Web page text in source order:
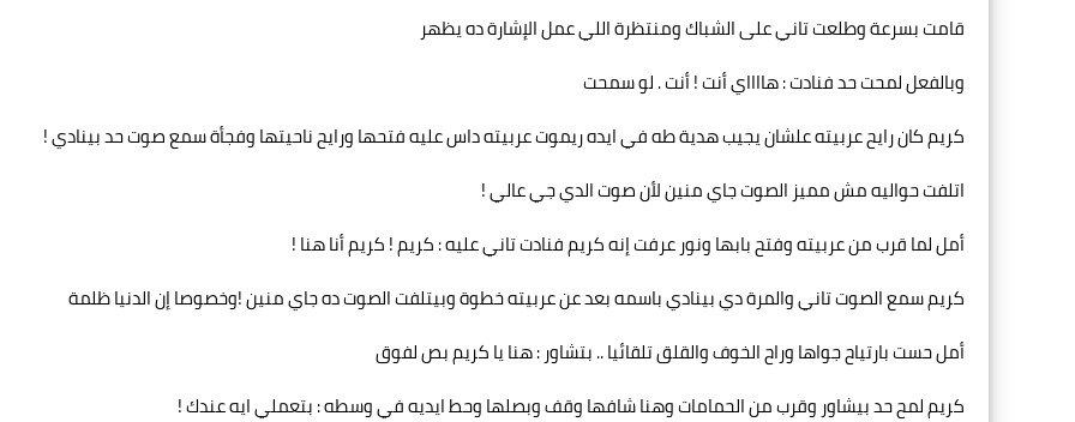
قامت بسرعة وطلعت تاني على الشباك ومنتظرة اللي عمل الإشارة ده يظهر
وبالفعل لمحت حد فنادت : هااااي أنت ! أنت . لو سمحت
كريم كان رايح عربيته علشان يجيب هدية طه في ايده ريموت عربيته داس عليه فتحها ورايح ناحيتها وفجأة سمع صوت حد بينادي !
اتلفت حواليه مش مميز الصوت جاي منين لأن صوت الدي جي عالي !
أمل لما قرب من عربيته وفتح بابها ونور عرفت إنه كريم فنادت تاني عليه : كريم ! كريم أنا هنا !
كريم سمع الصوت تاني والمرة دي بينادي باسمه بعد عن عربيته خطوة وبيتلفت الصوت ده جاي منين !وخصوصا إن الدنيا ظلمة
أمل حست بارتياح جواها وراح الخوف والقلق تلقائيا .. بتشاور : هنا يا كريم بص لفوق
كريم لمح حد بيشاور وقرب من الحمامات وهنا شافها وقف وبصلها وحط ايديه في وسطه : بتعملي ايه عندك !